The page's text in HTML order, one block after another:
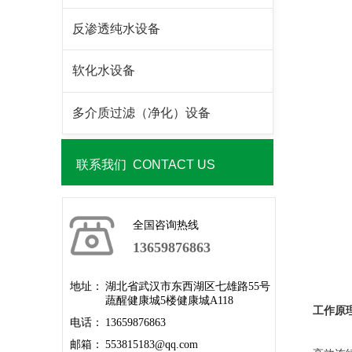
联系我们 CONTACT US
反渗透纯水设备
软化水设备
多介质过滤（净化）设备
全国咨询热线
13659876863
地址： 湖北省武汉市东西湖区七雄路55号
蔬醒健康城5楼健康城A118
电话：
13659876863
邮箱： 553815183@qq.com
工作原